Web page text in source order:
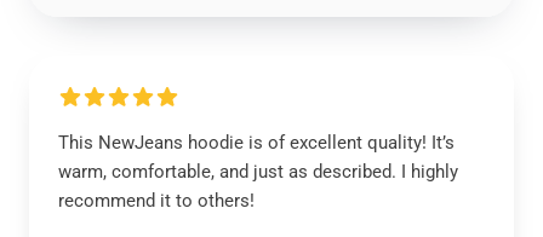
This NewJeans hoodie is of excellent quality! It’s
warm, comfortable, and just as described. I highly
recommend it to others!